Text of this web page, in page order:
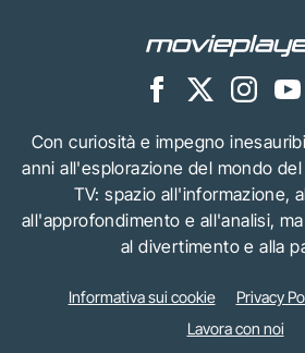
Con curiosità e impegno
anni all'esplorazione del mondo
TV: spazio all'informazione,
all'approfondimento e all'analisi,
al divertimento e alla
Informativa sui cookie Privacy
Lavora con noi